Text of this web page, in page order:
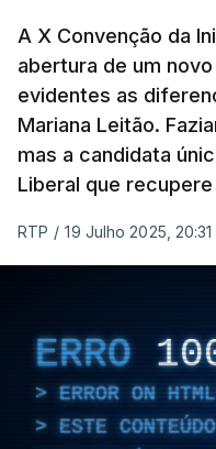
A X Convenção da
abertura de um
evidentes as
Mariana Leitão.
mas a candidata
Liberal que recupere
RTP / 19 Julho 2025, 20:31
ERRO
ERROR ON
ESTE